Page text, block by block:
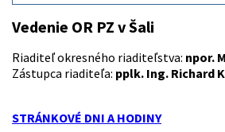
Vedenie OR PZ v Šali
Riaditeľ okresného riaditeľstva: npor.
Zástupca riaditeľa: pplk. Ing. Richard
STRÁNKOVÉ DNI A HODINY